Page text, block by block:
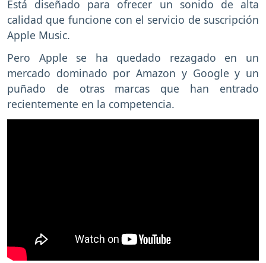
Está diseñado para ofrecer un sonido de alta
calidad que funcione con el servicio de suscripción
Apple Music.
Pero Apple se ha quedado rezagado en un
mercado dominado por Amazon y Google y un
puñado de otras marcas que han entrado
recientemente en la competencia.